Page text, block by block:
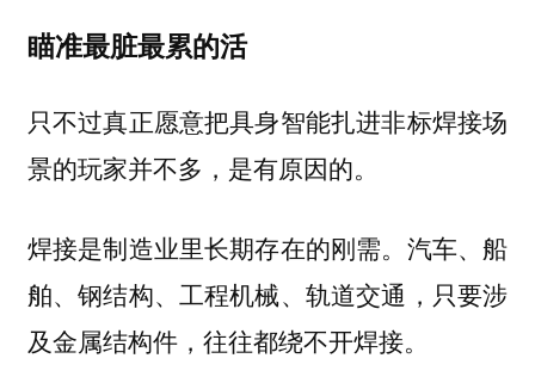
瞄准最脏最累的活
只不过真正愿意把具身智能扎进非标焊接场
景的玩家并不多，是有原因的。
焊接是制造业里长期存在的刚需。 汽车、船
舶、钢结构、工程机械、轨道交通，只要涉
及金属结构件，往往都绕不开焊接。